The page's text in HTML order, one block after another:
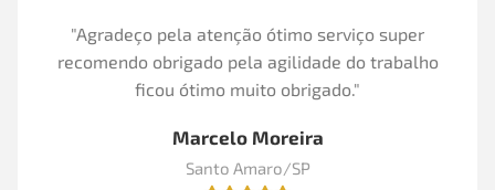
"Agradeço pela atenção ótimo serviço super
recomendo obrigado pela agilidade do trabalho
ficou ótimo muito obrigado."
Marcelo Moreira
Santo Amaro/SP